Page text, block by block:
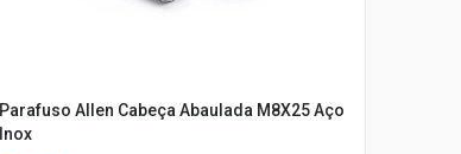
Parafuso Allen Cabeça Abaulada M8X25 Aço
Inox